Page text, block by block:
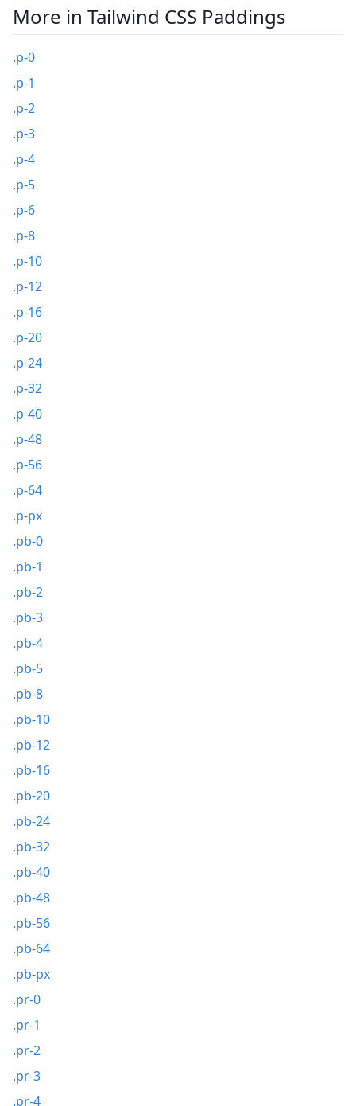
More in Tailwind CSS Paddings
.p-0
.p-1
.p-2
.p-3
.p-4
.p-5
.p-6
.p-8
.p-10
.p-12
.p-16
.p-20
.p-24
.p-32
.p-40
.p-48
.p-56
.p-64
.p-px
.pb-0
.pb-1
.pb-2
.pb-3
.pb-4
.pb-5
.pb-8
.pb-10
.pb-12
.pb-16
.pb-20
.pb-24
.pb-32
.pb-40
.pb-48
.pb-56
.pb-64
.pb-px
.pr-0
.pr-1
.pr-2
.pr-3
.pr-4